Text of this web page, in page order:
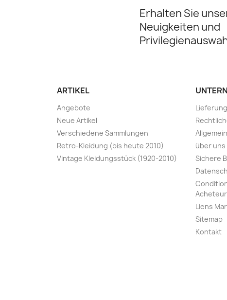
Erhalten Sie
Neuigkeiten und
ARTIKEL
Angebote
Neue Artikel
Verschiedene Sammlungen
Retro-Kleidung (bis heute 2010)
Vintage Kleidungsstück (1920-2010)
über uns
Sichere
Liens
Sitemap
Kontakt